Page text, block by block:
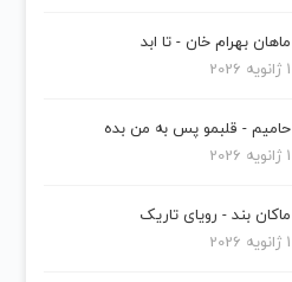
ماهان بهرام خان - تا ابد
1 ژانویه 2026
حامیم - قلبمو پس به من بده
1 ژانویه 2026
ماکان بند - رویای تاریک
1 ژانویه 2026